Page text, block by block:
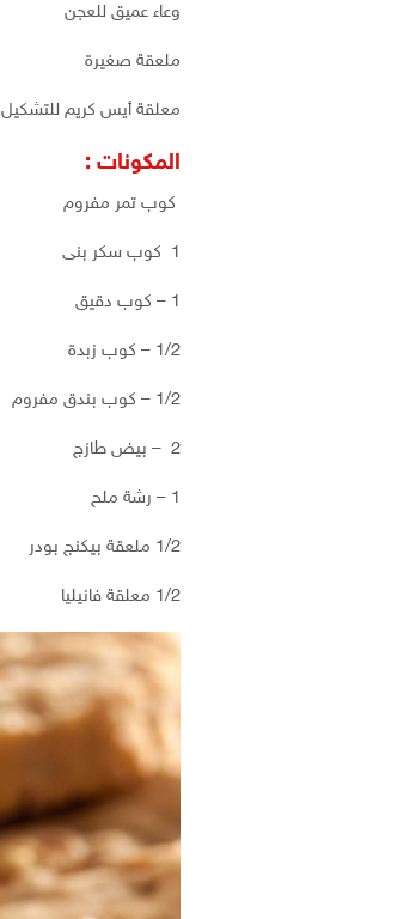
وعاء عميق للعجن
ملعقة صغيرة
معلقة أيس كريم للتشكيل
المكونات :
كوب تمر مفروم
1 كوب سكر بنى
1 – كوب دقيق
1/2 – كوب زبدة
1/2 – كوب بندق مفروم
2 – بيض طازج
1 – رشة ملح
1/2 ملعقة بيكنج بودر
1/2 معلقة فانيليا